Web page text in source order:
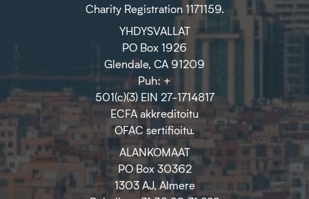
Charity Registration 1171159.
YHDYSVALLAT
PO Box 1926
Glendale, CA 91209
Puh: +
501(c)(3) EIN 27-1714817
ECFA akkreditoitu
OFAC sertifioitu.
ALANKOMAAT
PO Box 30362
1303 AJ, Almere